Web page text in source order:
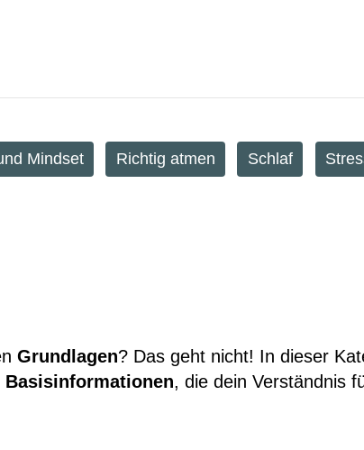
Mindset Richtig atmen Schlaf
Grundlagen? Das geht nicht! In dieser
Basisinformationen, die dein Verständnis